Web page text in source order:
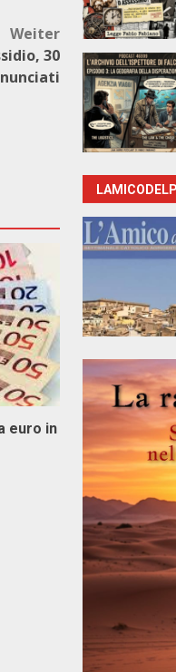
Weiter
30
euro in